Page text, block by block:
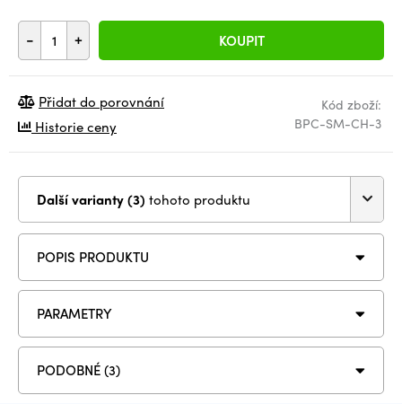
- + KOUPIT
Kód zboží:
BPC-SM-CH-3
Přidat do porovnání
Historie ceny
Další varianty (3) tohoto produktu
POPIS PRODUKTU
PARAMETRY
PODOBNÉ (3)